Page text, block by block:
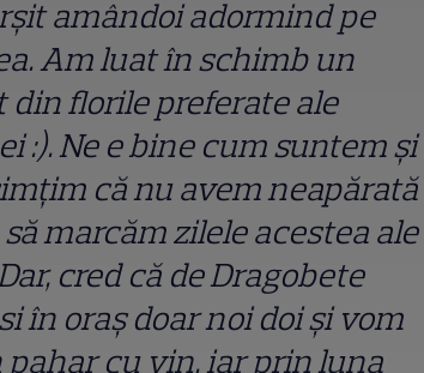
amândoi adormind pe
Am luat în schimb un
florile preferate ale
:). Ne e bine cum suntem și
că nu avem neapărată
marcăm zilele acestea ale
cred că de Dragobete
în oraș doar noi doi și vom
pahar cu vin, iar prin luna